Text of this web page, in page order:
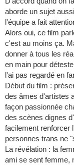
aborde un sujet
l'équipe a fait
Alors oui, ce film
c'est au moins ça.
donner à tous les
en main pour
l'ai pas regardé en
Début du film :
des âmes d'artistes
façon passionnée
des scènes dignes
facilement renforcer
personnes trans ne
La révélation : la
ami se sent femme,